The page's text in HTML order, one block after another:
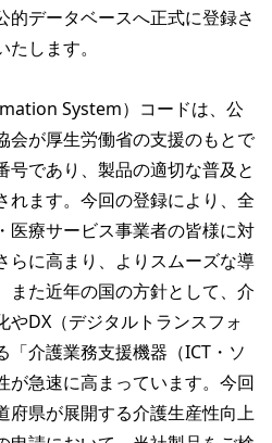
的データベースへ正式に登録さ
します。
System）コードは、公
会が厚生労働省の支援のもとで
号であり、製品の適切な普及と
れます。今回の登録により、全
医療サービス事業者の皆様に対
らに高まり、よりスムーズな導
また近年の国の方針として、介
やDX（デジタルトランスフォ
「介護業務支援機器（ICT・ソ
が急速に高まっています。今回
府県が展開する介護生産性向上